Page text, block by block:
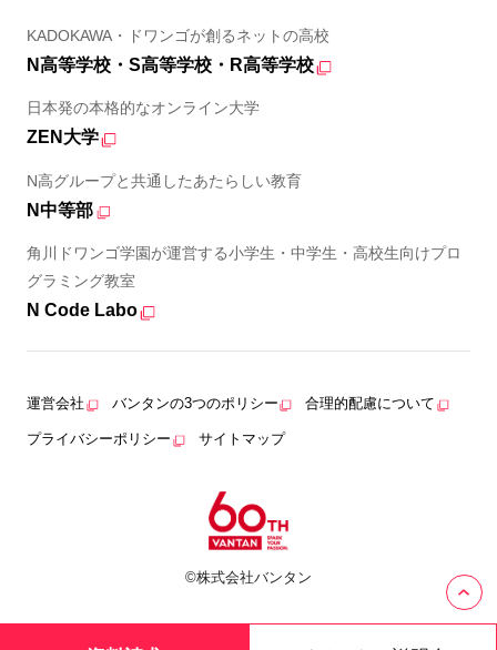
KADOKAWA・ドワンゴが創るネットの高校
N高等学校・S高等学校・R高等学校
日本発の本格的なオンライン大学
ZEN大学
N高グループと共通したあたらしい教育
N中等部
角川ドワンゴ学園が運営する小学生・中学生・高校生向けプロ
グラミング教室
N Code Labo
運営会社 バンタンの3つのポリシー 合理的配慮について
プライバシーポリシー サイトマップ
©株式会社バンタン